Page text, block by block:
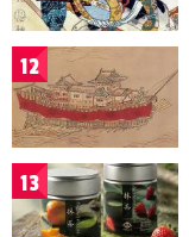
12
13